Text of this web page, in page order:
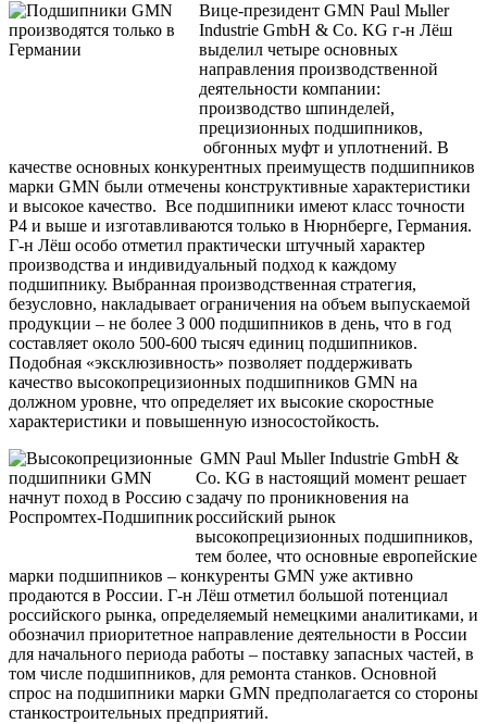
Вице-президент GMN Paul Mьller
Industrie GmbH & Co. KG г-н Лёш
выделил четыре основных
направления производственной
деятельности компании:
производство шпинделей,
прецизионных подшипников,
обгонных муфт и уплотнений. В
качестве основных конкурентных преимуществ подшипников
марки GMN были отмечены конструктивные характеристики
и высокое качество. Все подшипники имеют класс точности
Р4 и выше и изготавливаются только в Нюрнберге, Германия.
Г-н Лёш особо отметил практически штучный характер
производства и индивидуальный подход к каждому
подшипнику. Выбранная производственная стратегия,
безусловно, накладывает ограничения на объем выпускаемой
продукции – не более 3 000 подшипников в день, что в год
составляет около 500-600 тысяч единиц подшипников.
Подобная «эксклюзивность» позволяет поддерживать
качество высокопрецизионных подшипников GMN на
должном уровне, что определяет их высокие скоростные
характеристики и повышенную износостойкость.
GMN Paul Mьller Industrie GmbH &
Co. KG в настоящий момент решает
задачу по проникновения на
российский рынок
высокопрецизионных подшипников,
тем более, что основные европейские
марки подшипников – конкуренты GMN уже активно
продаются в России. Г-н Лёш отметил большой потенциал
российского рынка, определяемый немецкими аналитиками, и
обозначил приоритетное направление деятельности в России
для начального периода работы – поставку запасных частей, в
том числе подшипников, для ремонта станков. Основной
спрос на подшипники марки GMN предполагается со стороны
станкостроительных предприятий.